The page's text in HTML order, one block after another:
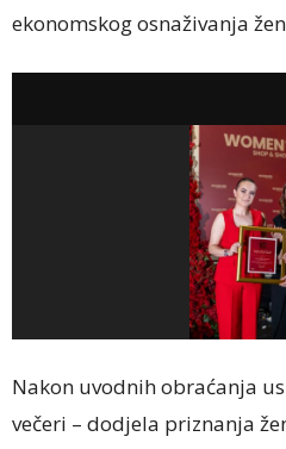
ekonomskog osnaživanja
Nakon uvodnih obraćanja
večeri – dodjela priznanja